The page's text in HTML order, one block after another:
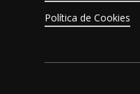
Política de Cookies